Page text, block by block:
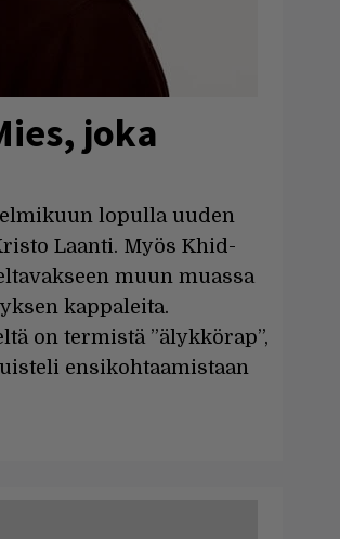
joka
lopulla uuden
Laanti. Myös Khid-
muun muassa
kappaleita.
on termistä ”älykkörap”,
ensikohtaamistaan